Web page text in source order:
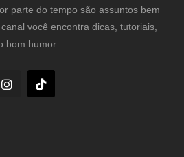
parte do tempo são assuntos bem
você encontra dicas, tutoriais,
bom humor.